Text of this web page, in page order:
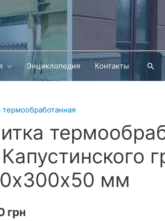
Энциклопедия Контакты
термообработанная
мм
грн